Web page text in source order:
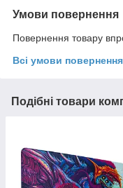
Умови повернення
Повернення товару
Всі умови повернення
Подібні товари